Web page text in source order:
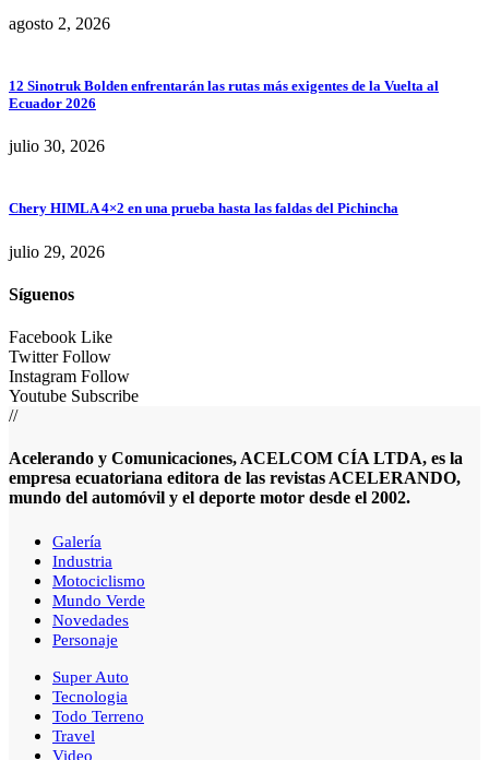
agosto 2, 2026
12 Sinotruk Bolden enfrentarán las rutas más exigentes de la Vuelta al
Ecuador 2026
julio 30, 2026
Chery HIMLA 4×2 en una prueba hasta las faldas del Pichincha
julio 29, 2026
Síguenos
Facebook Like
Twitter Follow
Instagram Follow
Youtube Subscribe
//
Acelerando y Comunicaciones, ACELCOM CÍA LTDA, es la
empresa ecuatoriana editora de las revistas ACELERANDO,
mundo del automóvil y el deporte motor desde el 2002.
Galería
Industria
Motociclismo
Mundo Verde
Novedades
Personaje
Super Auto
Tecnologia
Todo Terreno
Travel
Video